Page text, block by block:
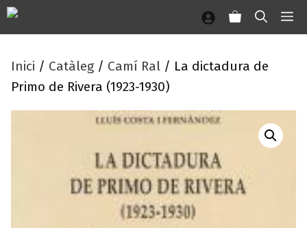
Vés
Inici / Catàleg / Camí Ral / La dictadura de
Primo de Rivera (1923-1930)